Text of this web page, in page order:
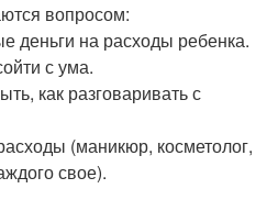
вопросом:
деньги на расходы ребенка.
с ума.
как разговаривать с
(маникюр, косметолог,
свое).